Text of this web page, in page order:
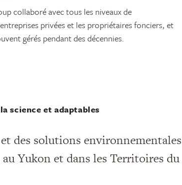
collaboré avec tous les niveaux de
privées et les propriétaires fonciers, et
gérés pendant des décennies.
science et adaptables
des solutions environnementales
Yukon et dans les Territoires du